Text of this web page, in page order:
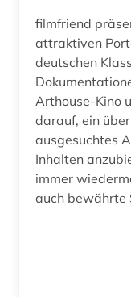
archiv (19)
archive (1)
Finnland (9)
filmfriend
attraktiven
deutschen
Arthouse-Kino
darauf, ein
ausgesuchtes
Inhalten
immer
auch bewährte